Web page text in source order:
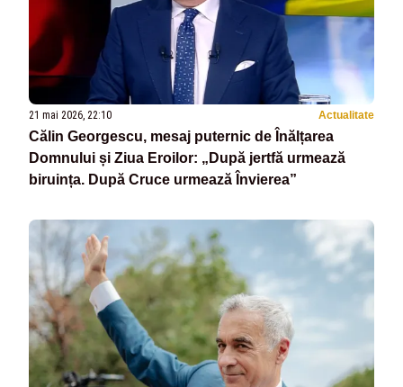
21 mai 2026, 22:10 Actualitate
Călin Georgescu, mesaj puternic de Înălțarea
Domnului și Ziua Eroilor: „După jertfă urmează
biruința. După Cruce urmează Învierea”